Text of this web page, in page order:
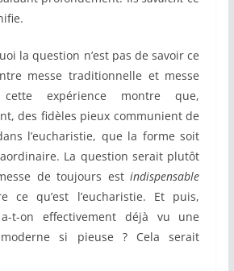
question n’est pas de savoir ce
messe traditionnelle et messe
expérience montre que,
des fidèles pieux communient de
l’eucharistie, que la forme soit
La question serait plutôt
de toujours estindispensable
ce qu’est l’eucharistie. Et puis,
t-on effectivement déjà vu une
si pieuse ? Cela serait